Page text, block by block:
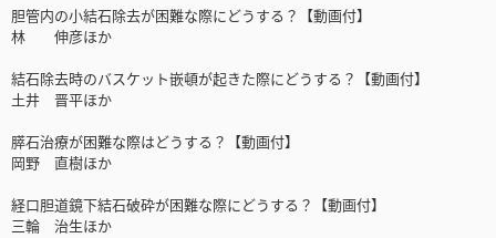
胆管内の小結石除去が困難な際にどうする？【動画付】
林 伸彦ほか
結石除去時のバスケット嵌頓が起きた際にどうする？【動画付】
土井 晋平ほか
膵石治療が困難な際はどうする？【動画付】
岡野 直樹ほか
経口胆道鏡下結石破砕が困難な際にどうする？【動画付】
三輪 治生ほか